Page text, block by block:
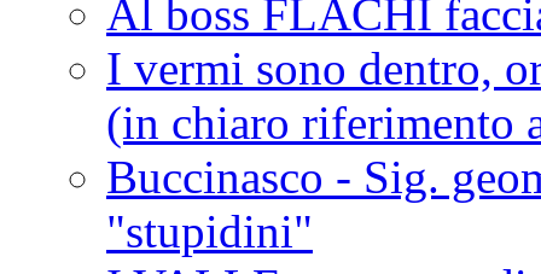
Al boss FLACHI
I vermi sono dentro,
(in chiaro riferimento
Buccinasco - Sig.
"stupidini"